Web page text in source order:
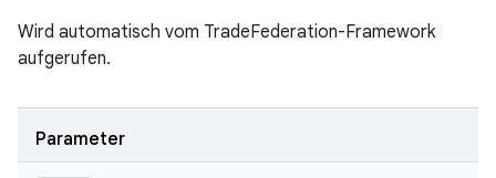
Wird automatisch vom TradeFederation-Framework
aufgerufen.
Parameter